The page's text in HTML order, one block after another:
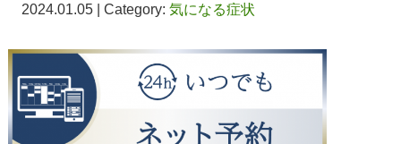
2024.01.05 | Category: 気になる症状